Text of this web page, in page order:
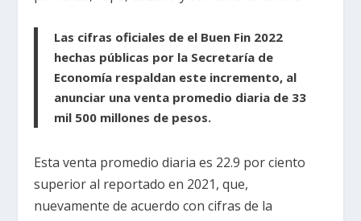
Las cifras oficiales de el Buen Fin 2022
hechas públicas por la Secretaría de
Economía respaldan este incremento, al
anunciar una venta promedio diaria de 33
mil 500 millones de pesos.
Esta venta promedio diaria es 22.9 por ciento
superior al reportado en 2021, que,
nuevamente de acuerdo con cifras de la